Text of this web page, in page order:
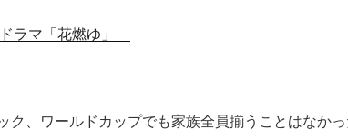
ラマ「花燃ゆ」
ク、ワールドカップでも家族全員揃うことはなかっ